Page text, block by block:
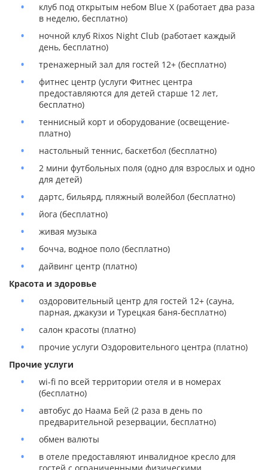
клуб под открытым небом Blue X (работает два раза
в неделю, бесплатно)
ночной клуб Rixos Night Club (работает каждый
день, бесплатно)
тренажерный зал для гостей 12+ (бесплатно)
фитнес центр (услуги Фитнес центра
предоставляются для детей старше 12 лет,
бесплатно)
теннисный корт и оборудование (освещение-
платно)
настольный теннис, баскетбол (бесплатно)
2 мини футбольных поля (одно для взрослых и одно
для детей)
дартс, бильярд, пляжный волейбол (бесплатно)
йога (бесплатно)
живая музыка
бочча, водное поло (бесплатно)
дайвинг центр (платно)
Красота и здоровье
оздоровительный центр для гостей 12+ (сауна,
парная, джакузи и Турецкая баня-бесплатно)
салон красоты (платно)
прочие услуги Оздоровительного центра (платно)
Прочие услуги
wi-fi по всей территории отеля и в номерах
(бесплатно)
автобус до Наама Бей (2 раза в день по
предварительной резервации, бесплатно)
обмен валюты
в отеле предоставляют инвалидное кресло для
гостей с ограниченными физическими